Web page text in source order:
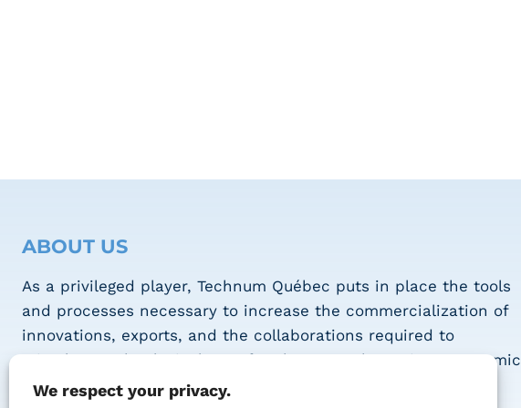
We respect your privacy.
ABOUT US
As a privileged player, Technum Québec puts in place the tools
and processes necessary to increase the commercialization of
innovations, exports, and the collaborations required to
stimulate technological transfers between the various economic
players in the intelligent electronic systems sector.